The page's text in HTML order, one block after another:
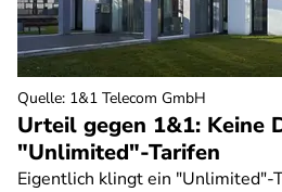
Urteil gegen 1&1: Keine
"Unlimited"-Tarifen
Eigentlich klingt ein "Unlimited"-
Quelle: 1&1 Telecom GmbH